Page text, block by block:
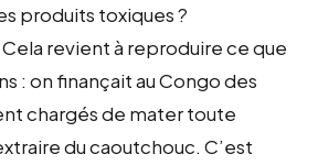
produits toxiques ?
Cela revient à reproduire ce que
: on finançait au Congo des
chargés de mater toute
du caoutchouc. C’est